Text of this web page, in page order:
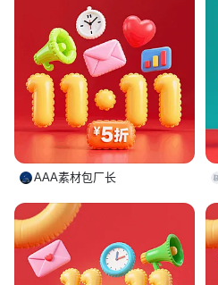
AAA素材包厂长